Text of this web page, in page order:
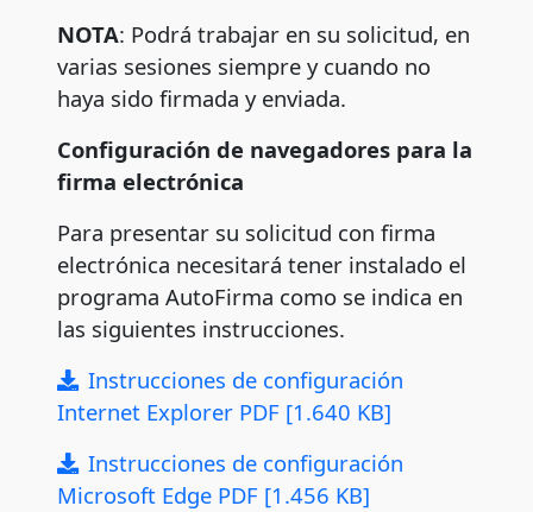
NOTA: Podrá trabajar en su solicitud, en
varias sesiones siempre y cuando no
haya sido firmada y enviada.
Configuración de navegadores para la
firma electrónica
Para presentar su solicitud con firma
electrónica necesitará tener instalado el
programa AutoFirma como se indica en
las siguientes instrucciones.
Instrucciones de configuración
Internet Explorer PDF [1.640 KB]
Instrucciones de configuración
Microsoft Edge PDF [1.456 KB]